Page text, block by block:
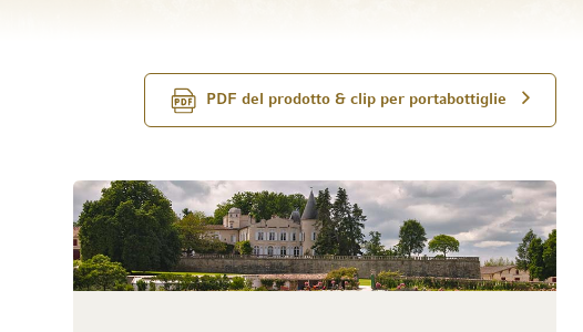
PDF del prodotto & clip per portabottiglie